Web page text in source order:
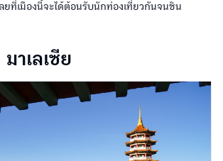
ยที่เมืองนี้จะได้ต้อนรับนักท่องเที่ยวกันจนชิน
าเลเซีย